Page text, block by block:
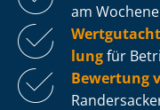
am
lungfür
Bewertung